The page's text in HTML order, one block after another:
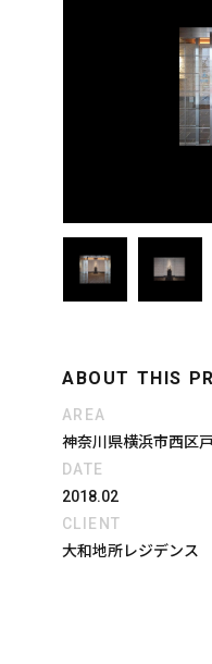
ABOUT THIS
AREA
神奈川県横浜市西区
DATE
2018.02
CLIENT
大和地所レジデンス